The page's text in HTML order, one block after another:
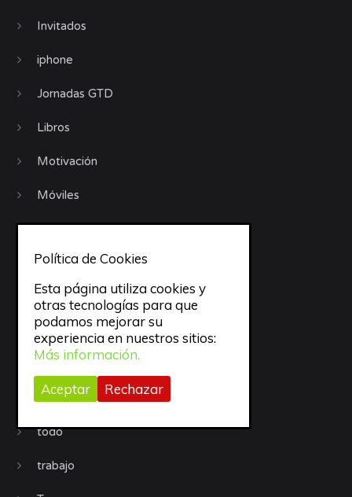
Invitados
iphone
Jornadas GTD
Libros
Motivación
Móviles
objetivos
Organización
Procrastinación
Productividad
Recursos
Sueño
todo
trabajo
Política de Cookies
Esta página utiliza cookies y
otras tecnologías para que
podamos mejorar su
experiencia en nuestros sitios:
Más información.
Aceptar Rechazar